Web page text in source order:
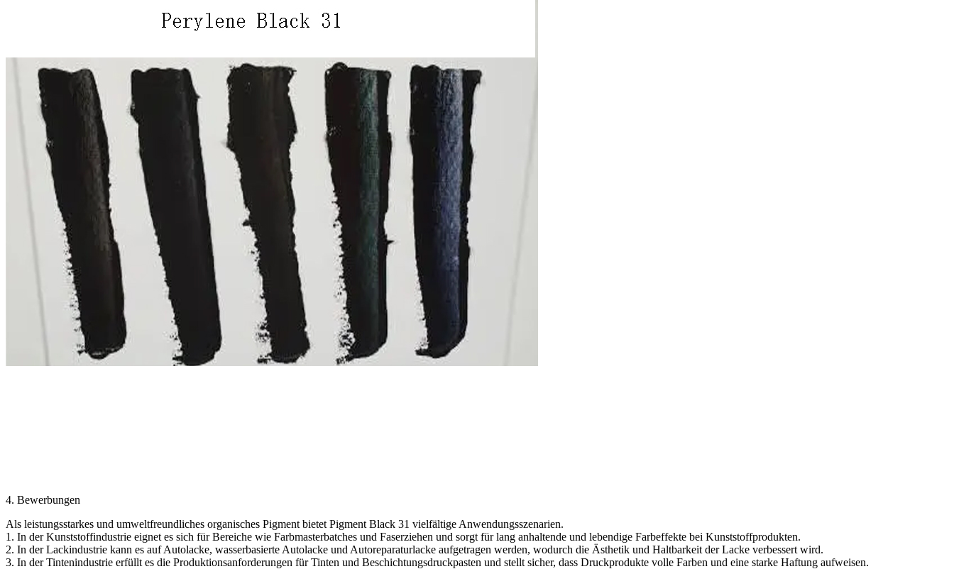
4. Bewerbungen
Als leistungsstarkes und umweltfreundliches organisches Pigment bietet Pigment Black 31 vielfältige Anwendungsszenarien.
1. In der Kunststoffindustrie eignet es sich für Bereiche wie Farbmasterbatches und Faserziehen und sorgt für lang anhaltende und lebendige Farbeffekte bei Kunststoffprodukten.
2. In der Lackindustrie kann es auf Autolacke, wasserbasierte Autolacke und Autoreparaturlacke aufgetragen werden, wodurch die Ästhetik und Haltbarkeit der Lacke verbessert wird.
3. In der Tintenindustrie erfüllt es die Produktionsanforderungen für Tinten und Beschichtungsdruckpasten und stellt sicher, dass Druckprodukte volle Farben und eine starke Haftung aufweisen.